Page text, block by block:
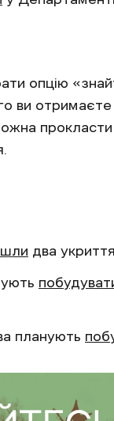
опцію
ви
можна
два
планують